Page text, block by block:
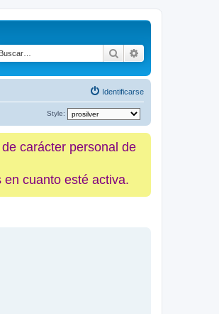
Buscar
Identificarse
Style:
carácter personal de
en cuanto esté activa.